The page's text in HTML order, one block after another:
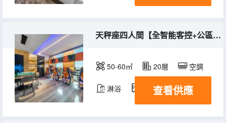
天秤座四人間【全智能客控+公區自助洗衣機+網吧特權】
50-60㎡ 20層 空調
淋浴 冰箱查看供應